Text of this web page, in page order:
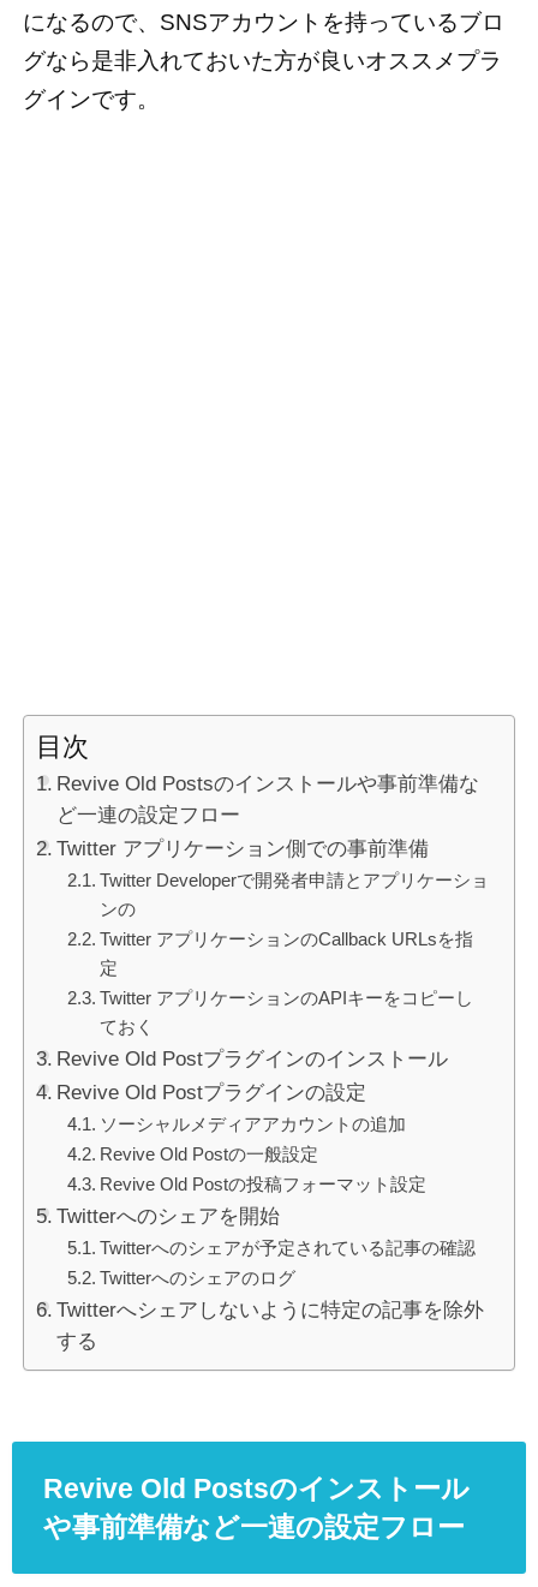
になるので、SNSアカウントを持っているブロ
グなら是非入れておいた方が良いオススメプラ
グインです。
目次
Revive Old Postsのインストールや事前準備な
ど一連の設定フロー
Twitter アプリケーション側での事前準備
Twitter Developerで開発者申請とアプリケーショ
ンの
Twitter アプリケーションのCallback URLsを指
定
Twitter アプリケーションのAPIキーをコピーし
ておく
Revive Old Postプラグインのインストール
Revive Old Postプラグインの設定
ソーシャルメディアアカウントの追加
Revive Old Postの一般設定
Revive Old Postの投稿フォーマット設定
Twitterへのシェアを開始
Twitterへのシェアが予定されている記事の確認
Twitterへのシェアのログ
Twitterへシェアしないように特定の記事を除外
する
Revive Old Postsのインストール
や事前準備など一連の設定フロー